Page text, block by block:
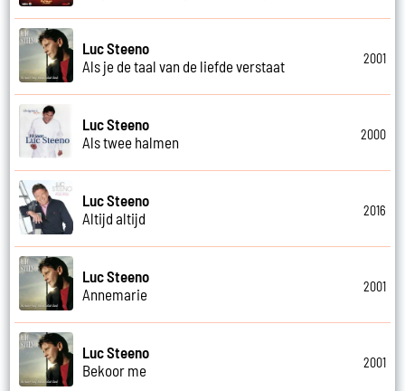
Luc Steeno
Als je de taal van de liefde verstaat
2001
Luc Steeno
Als twee halmen
2000
Luc Steeno
Altijd altijd
2016
Luc Steeno
Annemarie
2001
Luc Steeno
Bekoor me
2001